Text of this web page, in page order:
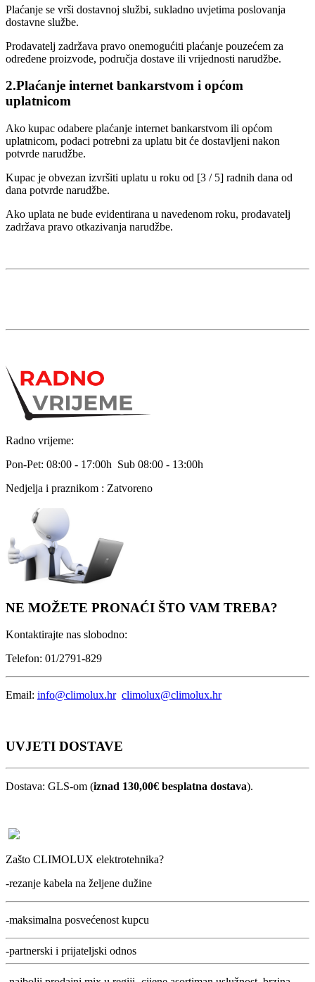
Plaćanje se vrši dostavnoj službi, sukladno uvjetima poslovanja
dostavne službe.
Prodavatelj zadržava pravo onemogućiti plaćanje pouzećem za
određene proizvode, područja dostave ili vrijednosti narudžbe.
2.Plaćanje internet bankarstvom i općom
uplatnicom
Ako kupac odabere plaćanje internet bankarstvom ili općom
uplatnicom, podaci potrebni za uplatu bit će dostavljeni nakon
potvrde narudžbe.
Kupac je obvezan izvršiti uplatu u roku od [3 / 5] radnih dana od
dana potvrde narudžbe.
Ako uplata ne bude evidentirana u navedenom roku, prodavatelj
zadržava pravo otkazivanja narudžbe.
Radno vrijeme:
Pon-Pet: 08:00 - 17:00h Sub 08:00 - 13:00h
Nedjelja i praznikom : Zatvoreno
NE MOŽETE PRONAĆI ŠTO VAM TREBA?
Kontaktirajte nas slobodno:
Telefon: 01/2791-829
Email: info@climolux.hr climolux@climolux.hr
UVJETI DOSTAVE
Dostava: GLS-om (iznad 130,00€ besplatna dostava).
Zašto CLIMOLUX elektrotehnika?
-rezanje kabela na željene dužine
-maksimalna posvećenost kupcu
-partnerski i prijateljski odnos